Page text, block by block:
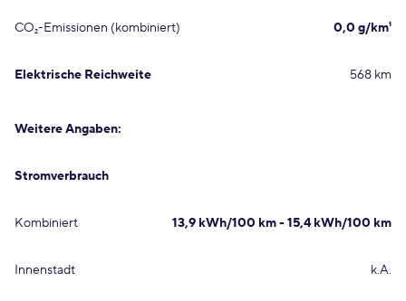
CO₂-Emissionen (kombiniert) 0,0 g/km¹
Elektrische Reichweite 568 km
Weitere Angaben:
Stromverbrauch
Kombiniert 13,9 kWh/100 km - 15,4 kWh/100 km
Innenstadt k.A.